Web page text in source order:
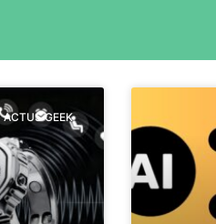
ACTUS GEEK